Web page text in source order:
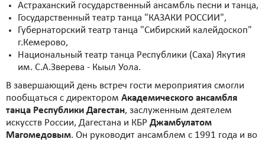
Астраханский государственный ансамбль песни и танца,
Государственный театр танца "КАЗАКИ РОССИИ",
Губернаторский театр танца "Сибирский калейдоскоп"
г.Кемерово,
Национальный театр танца Республики (Саха) Якутия
им. С.А.Зверева - Кыыл Уола.
В завершающий день встреч гости мероприятия смогли
пообщаться с директором Академического ансамбля
танца Республики Дагестан, заслуженным деятелем
искусств России, Дагестана и КБР Джамбулатом
Магомедовым. Он руководит ансамблем с 1991 года и во